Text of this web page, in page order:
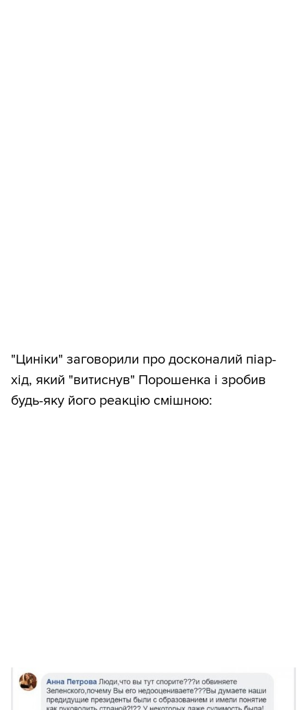
"Циніки" заговорили про досконалий піар-
хід, який "витиснув" Порошенка і зробив
будь-яку його реакцію смішною: